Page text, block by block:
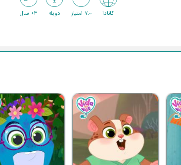
کانادا 7.0 امتیاز دوبله 3+ سال